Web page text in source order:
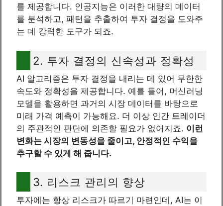
를 제공합니다. 인공지능은 이러한 대량의 데이터
를 분석하고, 패턴을 추출하여 투자 결정을 도와주
는 데 강력한 도구가 되죠.
2. 투자 결정의 신속성과 정확성
AI 알고리즘은 투자 결정을 내리는 데 있어 무한한
속도와 정확성을 제공합니다. 예를 들어, 머신러닝
모델을 활용하면 과거의 시장 데이터를 바탕으로
미래 가격 예측이 가능해요. 더 이상 인간 트레이더
의 주관적인 판단에 의존할 필요가 없어지죠. 이런
변화는 시장의 변동성을 줄이고, 안정적인 수익을
추구할 수 있게 해 줍니다.
3. 리스크 관리의 향상
투자에는 항상 리스크가 따르기 마련인데, AI는 이